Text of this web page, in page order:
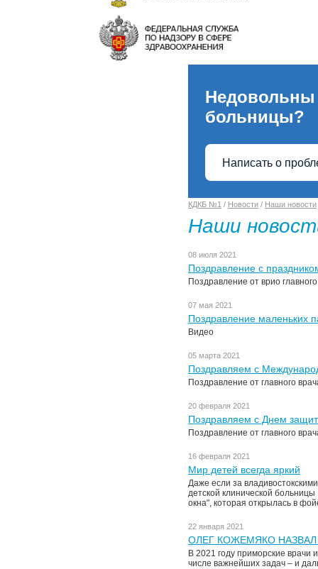
Недовольны
больницы?
Написать о
КДКБ №1 / Новости / Наши новости
Наши
08 июля 2021
Поздравление с
Поздравление от врио
07 мая 2021
Поздравление маленьких
Видео
05 марта 2021
Поздравляем с
Поздравление от главного
20 февраля 2021
Поздравляем с Днем
Поздравление от главного
16 февраля 2021
Мир детей всегда яркий
Даже если за
детской клинической
окна", которая открылась в
22 января 2021
ОЛЕГ КОЖЕМЯКО
В 2021 году приморские
числе важнейших задач – и